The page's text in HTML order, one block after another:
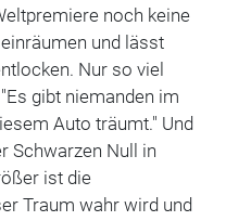
noch keine
und lässt
Nur so viel
gibt niemanden im
Auto träumt." Und
Schwarzen Null in
ist die
Traum wahr wird und